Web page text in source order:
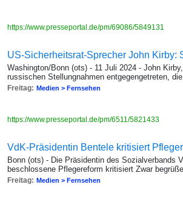
https://www.presseportal.de/pm/69086/5849131
US-Sicherheitsrat-Sprecher John Kirby:
Washington/Bonn (ots) - 11 Juli 2024 - John
russischen Stellungnahmen entgegengetreten,
Freitag: Medien > Fernsehen
https://www.presseportal.de/pm/6511/5821433
VdK-Präsidentin Bentele kritisiert
Bonn (ots) - Die Präsidentin des Sozialverbands
beschlossene Pflegereform kritisiert Zwar
Freitag: Medien > Fernsehen